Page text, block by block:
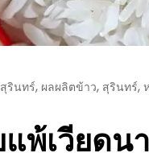
รินทร์, ผลผลิตข้าว, สุรินทร์,
พ้เวียดน